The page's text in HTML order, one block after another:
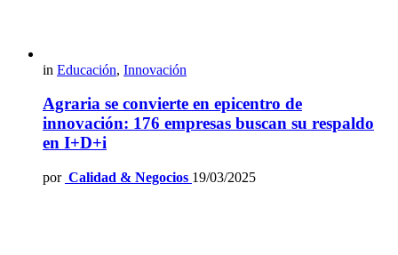
in Educación, Innovación
Agraria se convierte en epicentro de
innovación: 176 empresas buscan su respaldo
en I+D+i
por Calidad & Negocios 19/03/2025